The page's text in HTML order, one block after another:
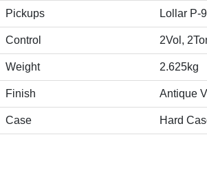
Pickups Lollar P-
Control 2Vol,
Weight 2.625kg
Finish Antique
Case Hard